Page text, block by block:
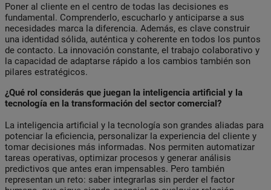
Poner al cliente en el centro de todas las decisiones es
fundamental. Comprenderlo, escucharlo y anticiparse a sus
necesidades marca la diferencia. Además, es clave construir
una identidad sólida, auténtica y coherente en todos los puntos
de contacto. La innovación constante, el trabajo colaborativo y
la capacidad de adaptarse rápido a los cambios también son
pilares estratégicos.
¿Qué rol considerás que juegan la inteligencia artificial y la
tecnología en la transformación del sector comercial?
La inteligencia artificial y la tecnología son grandes aliadas para
potenciar la eficiencia, personalizar la experiencia del cliente y
tomar decisiones más informadas. Nos permiten automatizar
tareas operativas, optimizar procesos y generar análisis
predictivos que antes eran impensables. Pero también
representan un reto: saber integrarlas sin perder el factor